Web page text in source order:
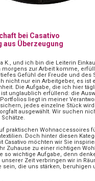
bei Casativo
aus Überzeugung
K., und ich bin die Leiterin
morgens zur Arbeit komme,
Gefühl der Freude und des
nicht nur ein Arbeitgeber, es ist
Die Aufgabe, die ich hier
unglaublich erfüllend: die
liegt in meiner
jedes einzelne Stück
ausgewählt. Wir suchen
praktischen Wohnaccessoires
Doch hinter diesen
Casativo möchten wir Sie
Zuhause zu einer richtigen
so wichtige Aufgabe, denn
unserer Zeit verbringen wir in
sein, die uns stärken, beruhigen